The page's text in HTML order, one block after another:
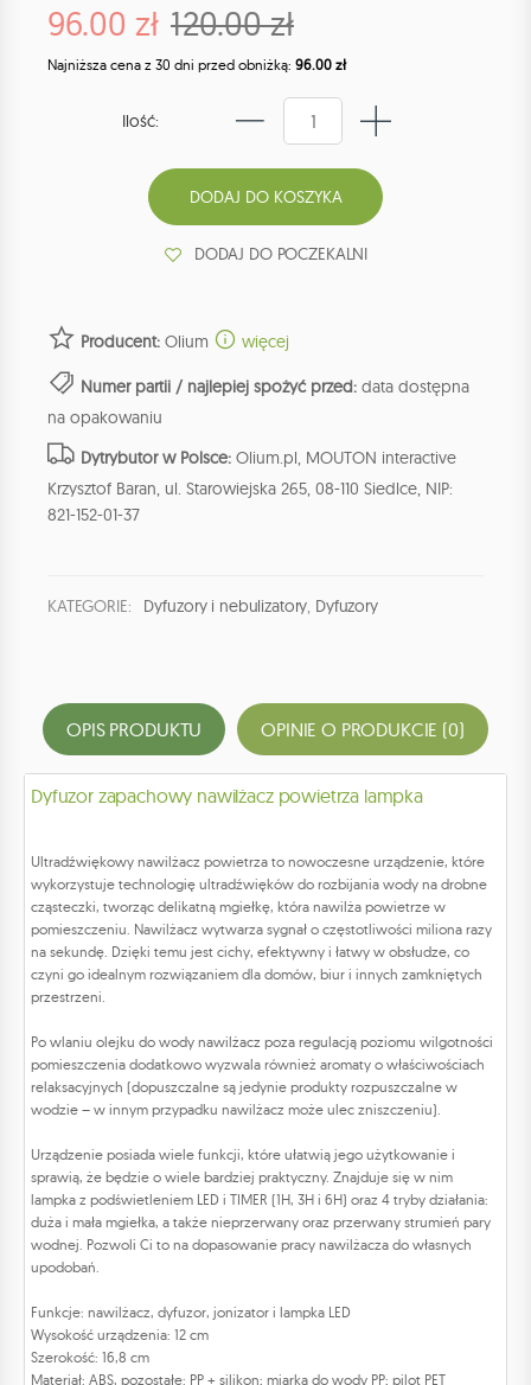
96.00 zł 120.00 zł
Najniższa cena z 30 dni przed obniżką: 96.00 zł
Ilość:
DODAJ DO POCZEKALNI
Producent: Olium więcej
Numer partii / najlepiej spożyć przed: data dostępna
na opakowaniu
Dytrybutor w Polsce: Olium.pl, MOUTON interactive
Krzysztof Baran, ul. Starowiejska 265, 08-110 Siedlce, NIP:
821-152-01-37
KATEGORIE: Dyfuzory i nebulizatory, Dyfuzory
OPIS PRODUKTU OPINIE O PRODUKCIE (0)
Dyfuzor zapachowy nawilżacz powietrza lampka
Ultradźwiękowy nawilżacz powietrza to nowoczesne urządzenie, które
wykorzystuje technologię ultradźwięków do rozbijania wody na drobne
cząsteczki, tworząc delikatną mgiełkę, która nawilża powietrze w
pomieszczeniu. Nawilżacz wytwarza sygnał o częstotliwości miliona razy
na sekundę. Dzięki temu jest cichy, efektywny i łatwy w obsłudze, co
czyni go idealnym rozwiązaniem dla domów, biur i innych zamkniętych
przestrzeni.
Po wlaniu olejku do wody nawilżacz poza regulacją poziomu wilgotności
pomieszczenia dodatkowo wyzwala również aromaty o właściwościach
relaksacyjnych (dopuszczalne są jedynie produkty rozpuszczalne w
wodzie – w innym przypadku nawilżacz może ulec zniszczeniu).
Urządzenie posiada wiele funkcji, które ułatwią jego użytkowanie i
sprawią, że będzie o wiele bardziej praktyczny. Znajduje się w nim
lampka z podświetleniem LED i TIMER (1H, 3H i 6H) oraz 4 tryby działania:
duża i mała mgiełka, a także nieprzerwany oraz przerwany strumień pary
wodnej. Pozwoli Ci to na dopasowanie pracy nawilżacza do własnych
upodobań.
Funkcje: nawilżacz, dyfuzor, jonizator i lampka LED
Wysokość urządzenia: 12 cm
Szerokość: 16,8 cm
Materiał: ABS, pozostałe: PP + silikon; miarka do wody PP; pilot PET